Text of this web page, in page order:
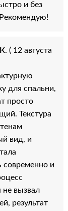
и без
( 12 августа
для спальни,
просто
Текстура
вид, и
современно и
не вызвал
результат